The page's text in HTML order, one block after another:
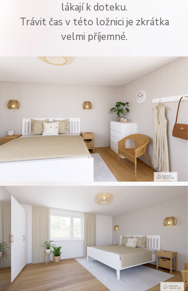
lákají k doteku.
Trávit čas v této ložnici je zkrátka
velmi příjemné.